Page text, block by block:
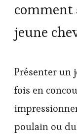
comment
jeune
Présenter un
fois en
poulain ou